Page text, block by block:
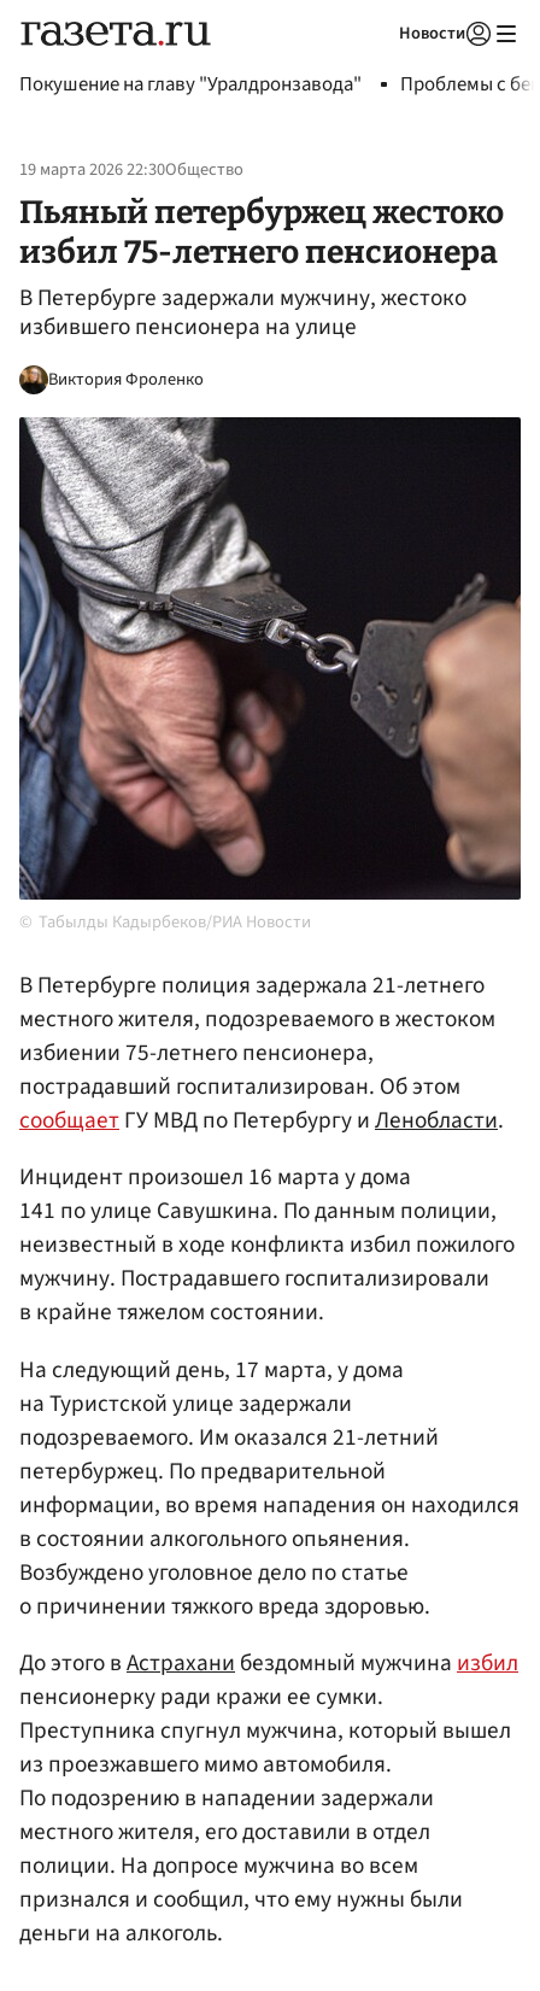
Новости
Покушение на главу "Уралдронзавода" Проблемы с
19 марта 2026 22:30Общество
Пьяный петербуржец жестоко
избил 75-летнего пенсионера
В Петербурге задержали мужчину, жестоко
избившего пенсионера на улице
Виктория Фроленко
Табылды Кадырбеков/РИА Новости
В Петербурге полиция задержала 21-летнего
местного жителя, подозреваемого в жестоком
избиении 75-летнего пенсионера,
пострадавший госпитализирован. Об этом
сообщаетГУ МВД по Петербургу иЛенобласти.
Инцидент произошел 16 марта у дома
141 по улице Савушкина. По данным полиции,
неизвестный в ходе конфликта избил пожилого
мужчину. Пострадавшего госпитализировали
в крайне тяжелом состоянии.
На следующий день, 17 марта, у дома
на Туристской улице задержали
подозреваемого. Им оказался 21-летний
петербуржец. По предварительной
информации, во время нападения он находился
в состоянии алкогольного опьянения.
Возбуждено уголовное дело по статье
о причинении тяжкого вреда здоровью.
До этого вАстраханибездомный мужчинаизбил
пенсионерку ради кражи ее сумки.
Преступника спугнул мужчина, который вышел
из проезжавшего мимо автомобиля.
По подозрению в нападении задержали
местного жителя, его доставили в отдел
полиции. На допросе мужчина во всем
признался и сообщил, что ему нужны были
деньги на алкоголь.